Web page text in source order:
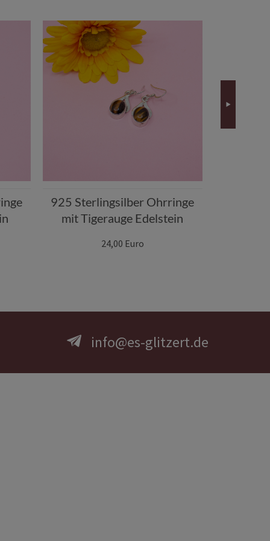
925 Sterlingsilber Ohrringe
mit Tigerauge Edelstein
24,00 Euro
info@es-glitzert.de